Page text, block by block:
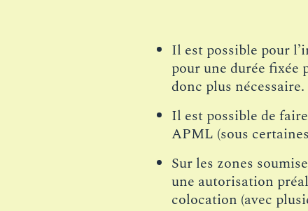
Il est possible pour
pour une durée fixée
donc plus nécessaire.
Il est possible de
APML (sous
Sur les zones
une autorisation
colocation (avec